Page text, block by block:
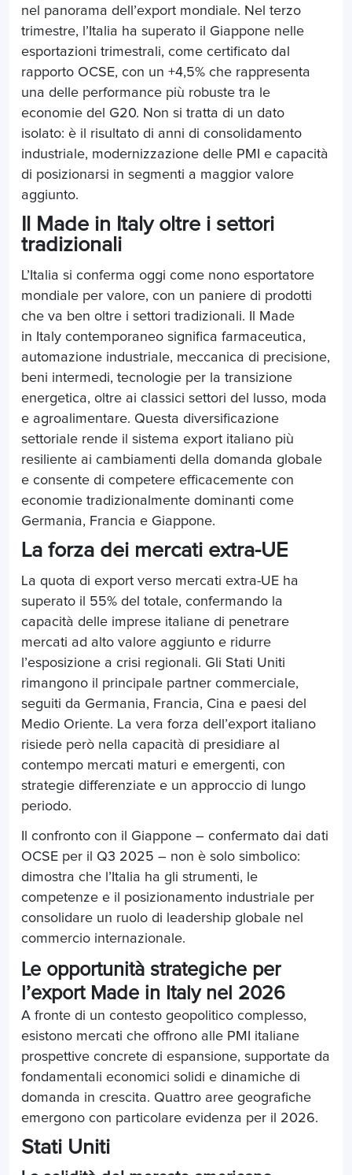
nel panorama dell’export mondiale. Nel terzo
trimestre, l’Italia ha superato il Giappone nelle
esportazioni trimestrali, come certificato dal
rapporto OCSE, con un +4,5% che rappresenta
una delle performance più robuste tra le
economie del G20. Non si tratta di un dato
isolato: è il risultato di anni di consolidamento
industriale, modernizzazione delle PMI e capacità
di posizionarsi in segmenti a maggior valore
aggiunto.
Il Made in Italy oltre i settori
tradizionali
L’Italia si conferma oggi come nono esportatore
mondiale per valore, con un paniere di prodotti
che va ben oltre i settori tradizionali. Il Made
in Italy contemporaneo significa farmaceutica,
automazione industriale, meccanica di precisione,
beni intermedi, tecnologie per la transizione
energetica, oltre ai classici settori del lusso, moda
e agroalimentare. Questa diversificazione
settoriale rende il sistema export italiano più
resiliente ai cambiamenti della domanda globale
e consente di competere efficacemente con
economie tradizionalmente dominanti come
Germania, Francia e Giappone.
La forza dei mercati extra-UE
La quota di export verso mercati extra-UE ha
superato il 55% del totale, confermando la
capacità delle imprese italiane di penetrare
mercati ad alto valore aggiunto e ridurre
l’esposizione a crisi regionali. Gli Stati Uniti
rimangono il principale partner commerciale,
seguiti da Germania, Francia, Cina e paesi del
Medio Oriente. La vera forza dell’export italiano
risiede però nella capacità di presidiare al
contempo mercati maturi e emergenti, con
strategie differenziate e un approccio di lungo
periodo.
Il confronto con il Giappone – confermato dai dati
OCSE per il Q3 2025 – non è solo simbolico:
dimostra che l’Italia ha gli strumenti, le
competenze e il posizionamento industriale per
consolidare un ruolo di leadership globale nel
commercio internazionale.
Le opportunità strategiche per
l’export Made in Italy nel 2026
A fronte di un contesto geopolitico complesso,
esistono mercati che offrono alle PMI italiane
prospettive concrete di espansione, supportate da
fondamentali economici solidi e dinamiche di
domanda in crescita. Quattro aree geografiche
emergono con particolare evidenza per il 2026.
Stati Uniti